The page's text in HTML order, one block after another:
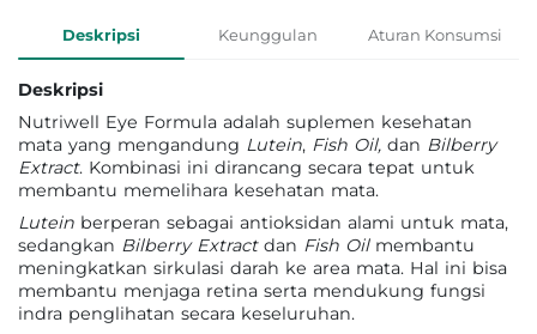
Informasi Produk
Deskripsi Keunggulan Aturan Konsumsi
Deskripsi
Nutriwell Eye Formula adalah suplemen kesehatan
mata yang mengandung Lutein, Fish Oil, dan Bilberry
Extract. Kombinasi ini dirancang secara tepat untuk
membantu memelihara kesehatan mata.
Lutein berperan sebagai antioksidan alami untuk mata,
sedangkan Bilberry Extract dan Fish Oilmembantu
meningkatkan sirkulasi darah ke area mata. Hal ini bisa
membantu menjaga retina serta mendukung fungsi
indra penglihatan secara keseluruhan.